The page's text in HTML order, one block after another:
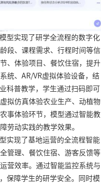
型实现了研学全流程的数字化
段、课程需求、行程时间等信
、体验项目、餐饮住宿，提升
统、AR/VR虚拟体验设备，结
科普教学，学生通过扫码即可
拟仿真体验农业生产、动植物
事体验环节，模型通过智能教
劳动实践的教学效果。
实现了基地运营的全流程智能
管理、餐饮住宿、游客反馈等
营效率。通过智能监控系统与
保障学生的研学安全。同时模